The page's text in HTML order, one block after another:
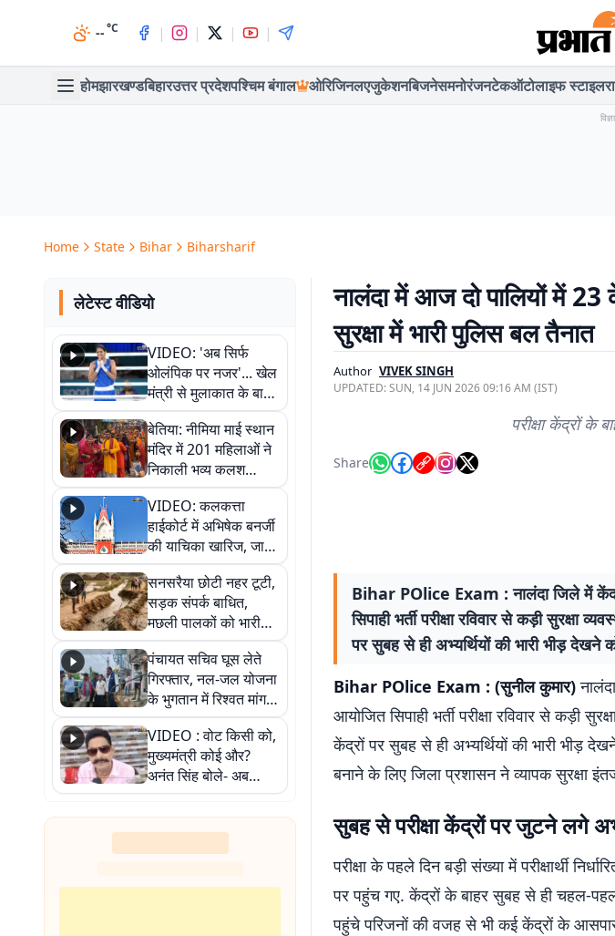
--°C | | | |
होमझारखण्डबिहारउत्तर प्रदेशपश्चिम बंगाल ओरिजिनलएजुकेशनबिजनेसमनोरंजनटेकऑटोलाइफ स्टाइल
Home State Bihar Biharsharif
लेटेस्ट वीडियो
VIDEO: 'अब सिर्फ
ओलंपिक पर नजर'... खेल
मंत्री से मुलाकात के बाद
जैसमीन लंबोरिया का बड़ा
बयान
बेतिया: नीमिया माई स्थान
मंदिर में 201 महिलाओं ने
निकाली भव्य कलश
शोभायात्रा, शिवलिंग
प्राण-प्रतिष्ठा महोत्सव
शुरू
VIDEO: कलकत्ता
हाईकोर्ट में अभिषेक बनर्जी
की याचिका खारिज, जानें
क्या है पूरा मामला
सनसरैया छोटी नहर टूटी,
सड़क संपर्क बाधित,
मछली पालकों को भारी
नुकसान
पंचायत सचिव घूस लेते
गिरफ्तार, नल-जल योजना
के भुगतान में रिश्वत मांगना
पड़ा भारी
VIDEO : वोट किसी को,
मुख्यमंत्री कोई और?
अनंत सिंह बोले- अब
जनता हर चुनाव में देगी
जवाब
नालंदा में आज दो पालियों में 23
सुरक्षा में भारी पुलिस बल तैनात
Author VIVEK SINGH
UPDATED:SUN, 14 JUN 2026 09:16 AM (IST)
परीक्षा केंद्रों के
Share
Bihar POlice Exam : नालंदा जिले में
सिपाही भर्ती परीक्षा रविवार से कड़ी सुरक्षा
पर सुबह से ही अभ्यर्थियों की भारी भीड़ देखने
Bihar POlice Exam : (सुनील कुमार)
आयोजित सिपाही भर्ती परीक्षा रविवार से कड़ी
केंद्रों पर सुबह से ही अभ्यर्थियों की भारी भीड़
बनाने के लिए जिला प्रशासन ने व्यापक सुरक्षा
सुबह से परीक्षा केंद्रों पर जुटने लगे
परीक्षा के पहले दिन बड़ी संख्या में परीक्षार्थी
पर पहुंच गए. केंद्रों के बाहर सुबह से ही चहल-
पहुंचे परिजनों की वजह से भी कई केंद्रों के